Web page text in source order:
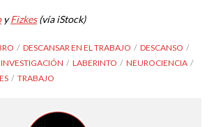
yFizkes(vía iStock)
DESCANSAR EN EL TRABAJO
DESCANSO
INVESTIGACIÓN LABERINTO
NEUROCIENCIA
TRABAJO